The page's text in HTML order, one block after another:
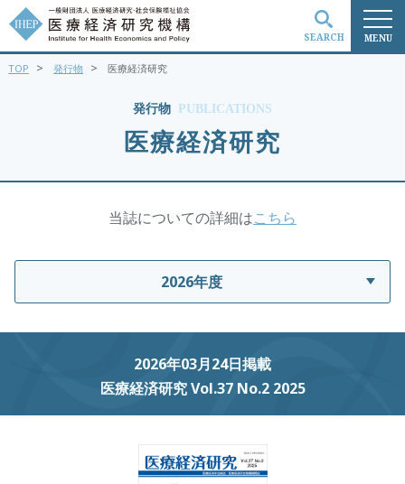
MENU
SEARCH
発行物 PUBLICATIONS
医療経済研究
TOP > 発行物 > 医療経済研究
当誌についての詳細はこちら
2026年度
2026年03月24日掲載
医療経済研究 Vol.37 No.2 2025